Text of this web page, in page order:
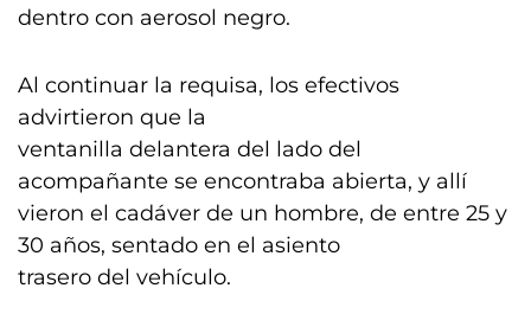
dentro con aerosol negro.
Al continuar la requisa, los efectivos
advirtieron que la
ventanilla delantera del lado del
acompañante se encontraba abierta, y allí
vieron el cadáver de un hombre, de entre 25 y
30 años, sentado en el asiento
trasero del vehículo.